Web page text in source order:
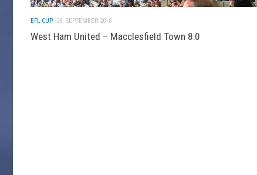
EFL CUP 26. SEPTEMBER 2018
West Ham United – Macclesfield Town 8:0